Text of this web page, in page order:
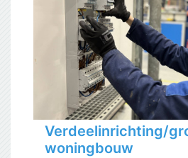
Verdeelinrichting/
woningbouw